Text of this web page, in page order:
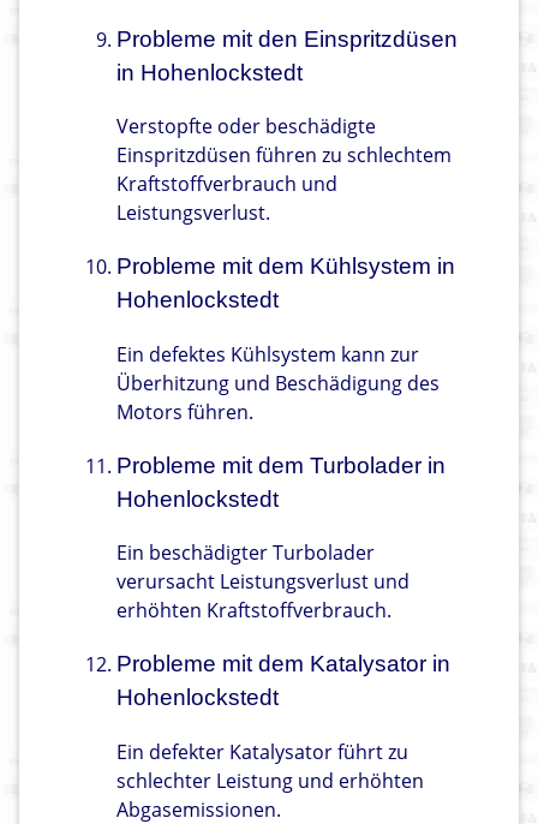
Probleme mit den Einspritzdüsen
in Hohenlockstedt
Verstopfte oder beschädigte
Einspritzdüsen führen zu schlechtem
Kraftstoffverbrauch und
Leistungsverlust.
Probleme mit dem Kühlsystem in
Hohenlockstedt
Ein defektes Kühlsystem kann zur
Überhitzung und Beschädigung des
Motors führen.
Probleme mit dem Turbolader in
Hohenlockstedt
Ein beschädigter Turbolader
verursacht Leistungsverlust und
erhöhten Kraftstoffverbrauch.
Probleme mit dem Katalysator in
Hohenlockstedt
Ein defekter Katalysator führt zu
schlechter Leistung und erhöhten
Abgasemissionen.